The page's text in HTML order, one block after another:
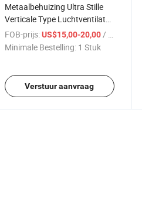
Metaalbehuizing Ultra Stille
Verticale Type Luchtventilator
met Terugslagklep
FOB-prijs: US$15,00-20,00 / Stuk
Minimale Bestelling: 1 Stuk
Verstuur aanvraag